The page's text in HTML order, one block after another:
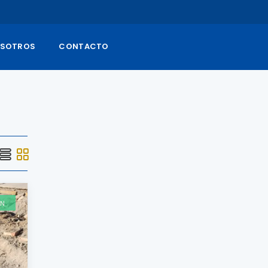
CONTACTO